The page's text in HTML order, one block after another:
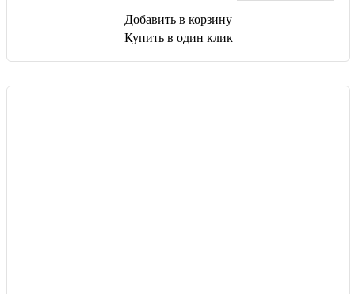
Добавить в корзину
Купить в один клик